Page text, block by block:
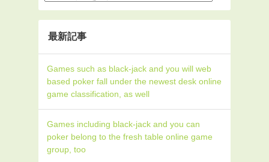
最新記事
Games such as black-jack and you will web
based poker fall under the newest desk online
game classification, as well
Games including black-jack and you can
poker belong to the fresh table online game
group, too